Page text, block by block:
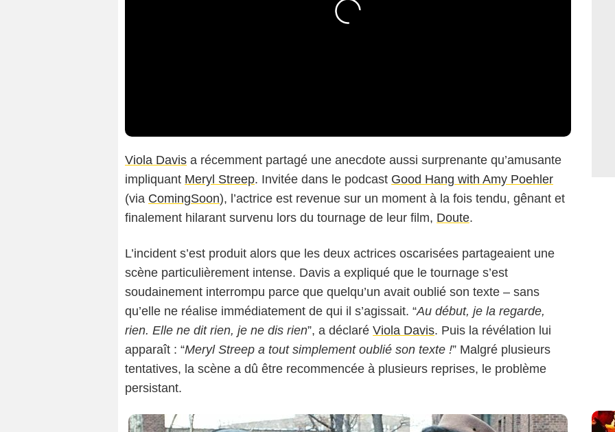
Viola Davis a récemment partagé une anecdote aussi surprenante qu’amusante
impliquant Meryl Streep. Invitée dans le podcast Good Hang with Amy Poehler
(via ComingSoon), l’actrice est revenue sur un moment à la fois tendu, gênant et
finalement hilarant survenu lors du tournage de leur film, Doute.
L’incident s’est produit alors que les deux actrices oscarisées partageaient une
scène particulièrement intense. Davis a expliqué que le tournage s’est
soudainement interrompu parce que quelqu’un avait oublié son texte – sans
qu’elle ne réalise immédiatement de qui il s’agissait. “Au début, je la regarde,
rien. Elle ne dit rien, je ne dis rien”, a déclaré Viola Davis. Puis la révélation lui
apparaît : “Meryl Streep a tout simplement oublié son texte !” Malgré plusieurs
tentatives, la scène a dû être recommencée à plusieurs reprises, le problème
persistant.